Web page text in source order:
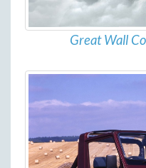
Great Wall